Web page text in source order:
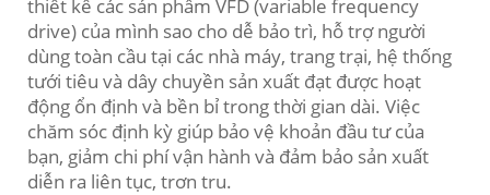
thiết kế các sản phẩm VFD (variable frequency
drive) của mình sao cho dễ bảo trì, hỗ trợ người
dùng toàn cầu tại các nhà máy, trang trại, hệ thống
tưới tiêu và dây chuyền sản xuất đạt được hoạt
động ổn định và bền bỉ trong thời gian dài. Việc
chăm sóc định kỳ giúp bảo vệ khoản đầu tư của
bạn, giảm chi phí vận hành và đảm bảo sản xuất
diễn ra liên tục, trơn tru.